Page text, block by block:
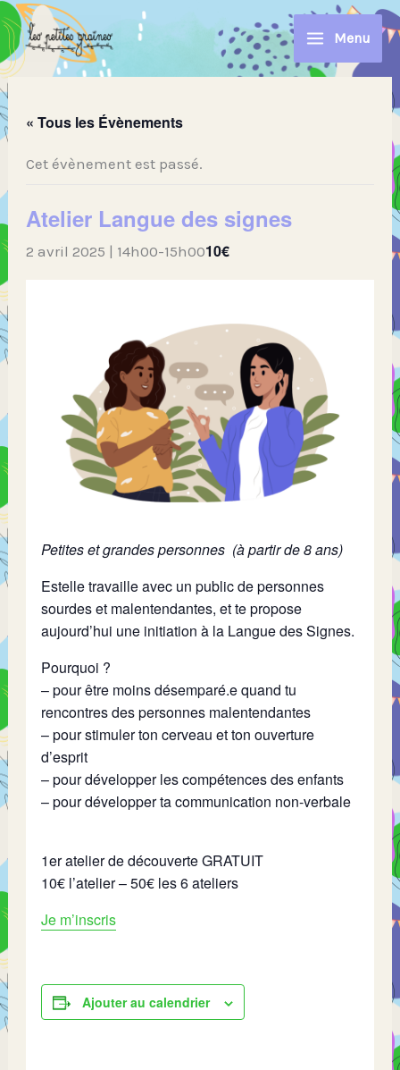
Aller
au
contenu
Menu
« Tous les Évènements
Cet évènement est passé.
Atelier Langue des signes
2 avril 2025 | 14h00-15h0010€
Petites et grandes personnes (à partir de 8 ans)
Estelle travaille avec un public de personnes
sourdes et malentendantes, et te propose
aujourd’hui une initiation à la Langue des Signes.
Pourquoi ?
– pour être moins désemparé.e quand tu
rencontres des personnes malentendantes
– pour stimuler ton cerveau et ton ouverture
d’esprit
– pour développer les compétences des enfants
– pour développer ta communication non-verbale
1er atelier de découverte GRATUIT
10€ l’atelier – 50€ les 6 ateliers
Je m’inscris
Ajouter au calendrier